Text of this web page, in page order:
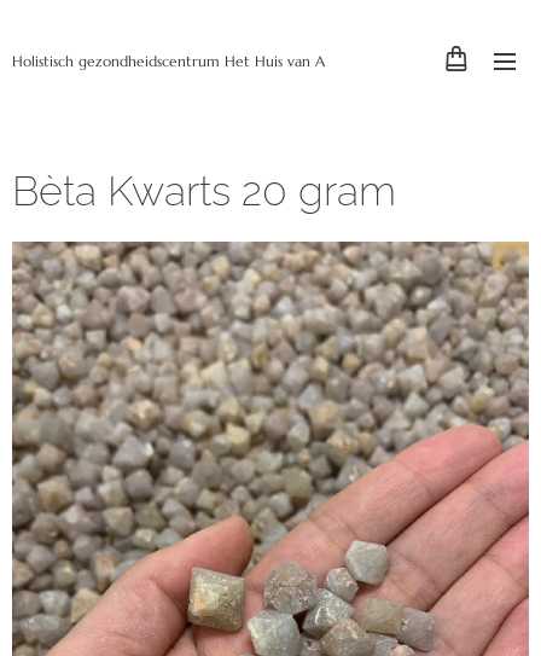
Holistisch gezondheidscentrum Het Huis van A
Bèta Kwarts 20 gram